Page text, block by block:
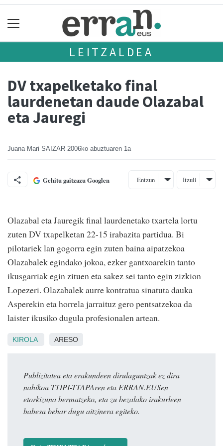
LEITZALDEA
DV txapelketako final
laurdenetan daude Olazabal
eta Jauregi
Juana Mari SAIZAR 2006ko abuztuaren 1a
Gehitu gaitzazu Googlen Entzun Itzuli
Olazabal eta Jauregik final laurdenetako txartela lortu
zuten DV txapelketan 22-15 irabazita partidua. Bi
pilotariek lan gogorra egin zuten baina aipatzekoa
Olazabalek egindako jokoa, ezker gantxoarekin tanto
ikusgarriak egin zituen eta sakez sei tanto egin zizkion
Lopezeri. Olazabalek aurre kontratua sinatuta dauka
Asperekin eta horrela jarraituz gero pentsatzekoa da
laister ikusiko dugula profesionalen artean.
KIROLA ARESO
Publizitatea eta erakundeen dirulaguntzak ez dira
nahikoa TTIPI-TTAPAren eta ERRAN.EUSen
etorkizuna bermatzeko, eta zu bezalako irakurleen
babesa behar dugu aitzinera egiteko.